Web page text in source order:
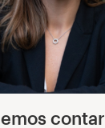
contar